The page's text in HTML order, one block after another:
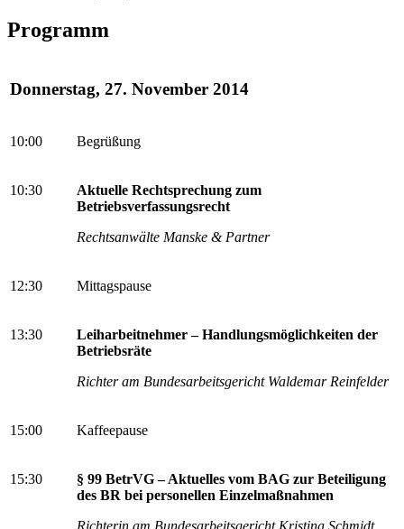
Programm
Donnerstag, 27. November 2014
10:00 Begrüßung
10:30
Aktuelle Rechtsprechung zum
Betriebsverfassungsrecht
Rechtsanwälte Manske & Partner
12:30 Mittagspause
13:30
Leiharbeitnehmer – Handlungsmöglichkeiten der
Betriebsräte
Richter am Bundesarbeitsgericht Waldemar Reinfelder
15:00 Kaffeepause
15:30
§ 99 BetrVG – Aktuelles vom BAG zur Beteiligung
des BR bei personellen Einzelmaßnahmen